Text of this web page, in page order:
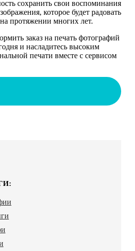
сохранить свои воспоминания
которое будет радовать
протяжении многих лет.
заказ на печать фотографий
и насладитесь высоким
печати вместе с сервисом